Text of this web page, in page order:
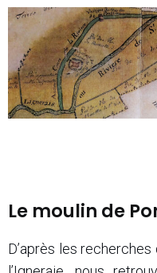
Le moulin de
D’après les